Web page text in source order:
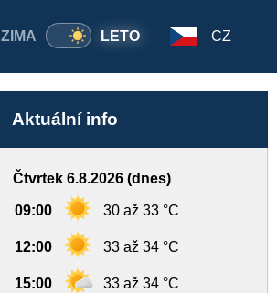
ZIMA LETO CZ
Aktuální info
Čtvrtek 6.8.2026 (dnes)
09:00 30 až 33 °C
12:00 33 až 34 °C
15:00 33 až 34 °C